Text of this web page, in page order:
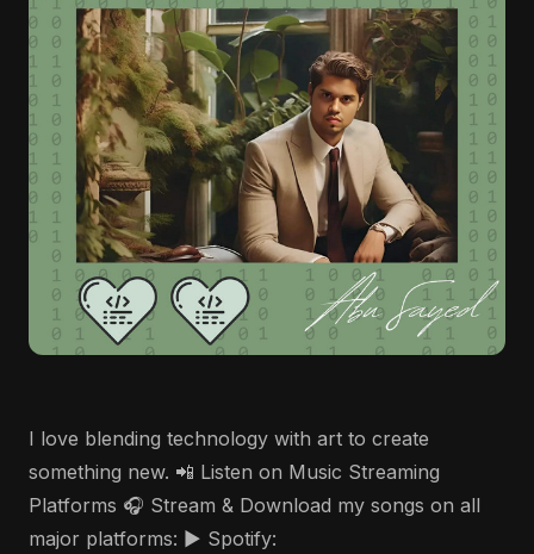
I love blending technology with art to create
something new. 📲 Listen on Music Streaming
Platforms 🎧 Stream & Download my songs on all
major platforms: ▶️ Spotify: